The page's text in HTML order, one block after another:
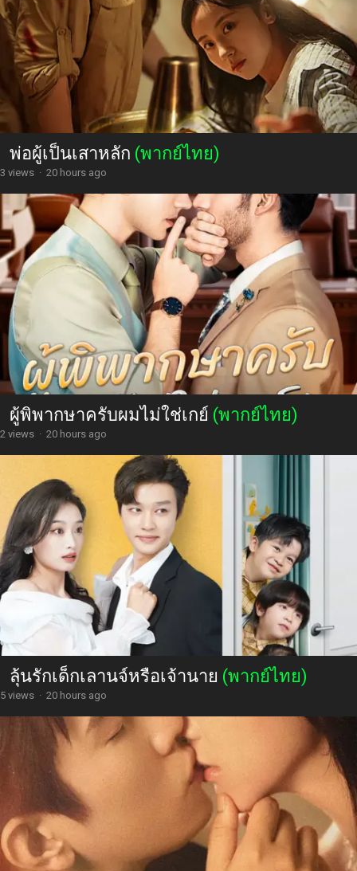
พ่อผู้เป็นเสาหลัก (พากย์ไทย)
3 views · 20 hours ago
ผู้พิพากษาครับผมไม่ใช่เกย์ (พากย์ไทย)
2 views · 20 hours ago
ลุ้นรักเด็กเลานจ์หรือเจ้านาย (พากย์ไทย)
5 views · 20 hours ago